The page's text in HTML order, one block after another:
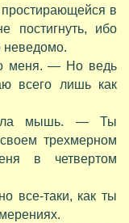
в
постигнуть, ибо
неведомо.
меня. — Но ведь
всего лишь как
мышь. — Ты
трехмерном
в четвертом
все-таки, как ты